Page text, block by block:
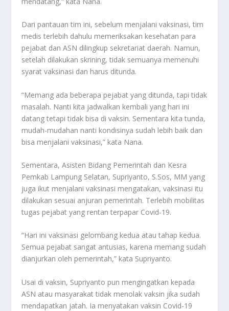
Dari pantauan tim ini, sebelum menjalani vaksinasi, tim
medis terlebih dahulu memeriksakan kesehatan para
pejabat dan ASN dilingkup sekretariat daerah. Namun,
setelah dilakukan skrining, tidak semuanya memenuhi
syarat vaksinasi dan harus ditunda.
“Memang ada beberapa pejabat yang ditunda, tapi tidak
masalah. Nanti kita jadwalkan kembali yang hari ini
datang tetapi tidak bisa di vaksin. Sementara kita tunda,
mudah-mudahan nanti kondisinya sudah lebih baik dan
bisa menjalani vaksinasi,” kata Nana.
Sementara, Asisten Bidang Pemerintah dan Kesra
Pemkab Lampung Selatan, Supriyanto, S.Sos, MM yang
juga ikut menjalani vaksinasi mengatakan, vaksinasi itu
dilakukan sesuai anjuran pemerintah. Terlebih mobilitas
tugas pejabat yang rentan terpapar Covid-19.
“Hari ini vaksinasi gelombang kedua atau tahap kedua.
Semua pejabat sangat antusias, karena memang sudah
dianjurkan oleh pemerintah,” kata Supriyanto.
Usai di vaksin, Supriyanto pun mengingatkan kepada
ASN atau masyarakat tidak menolak vaksin jika sudah
mendapatkan jatah. Ia menyatakan vaksin Covid-19